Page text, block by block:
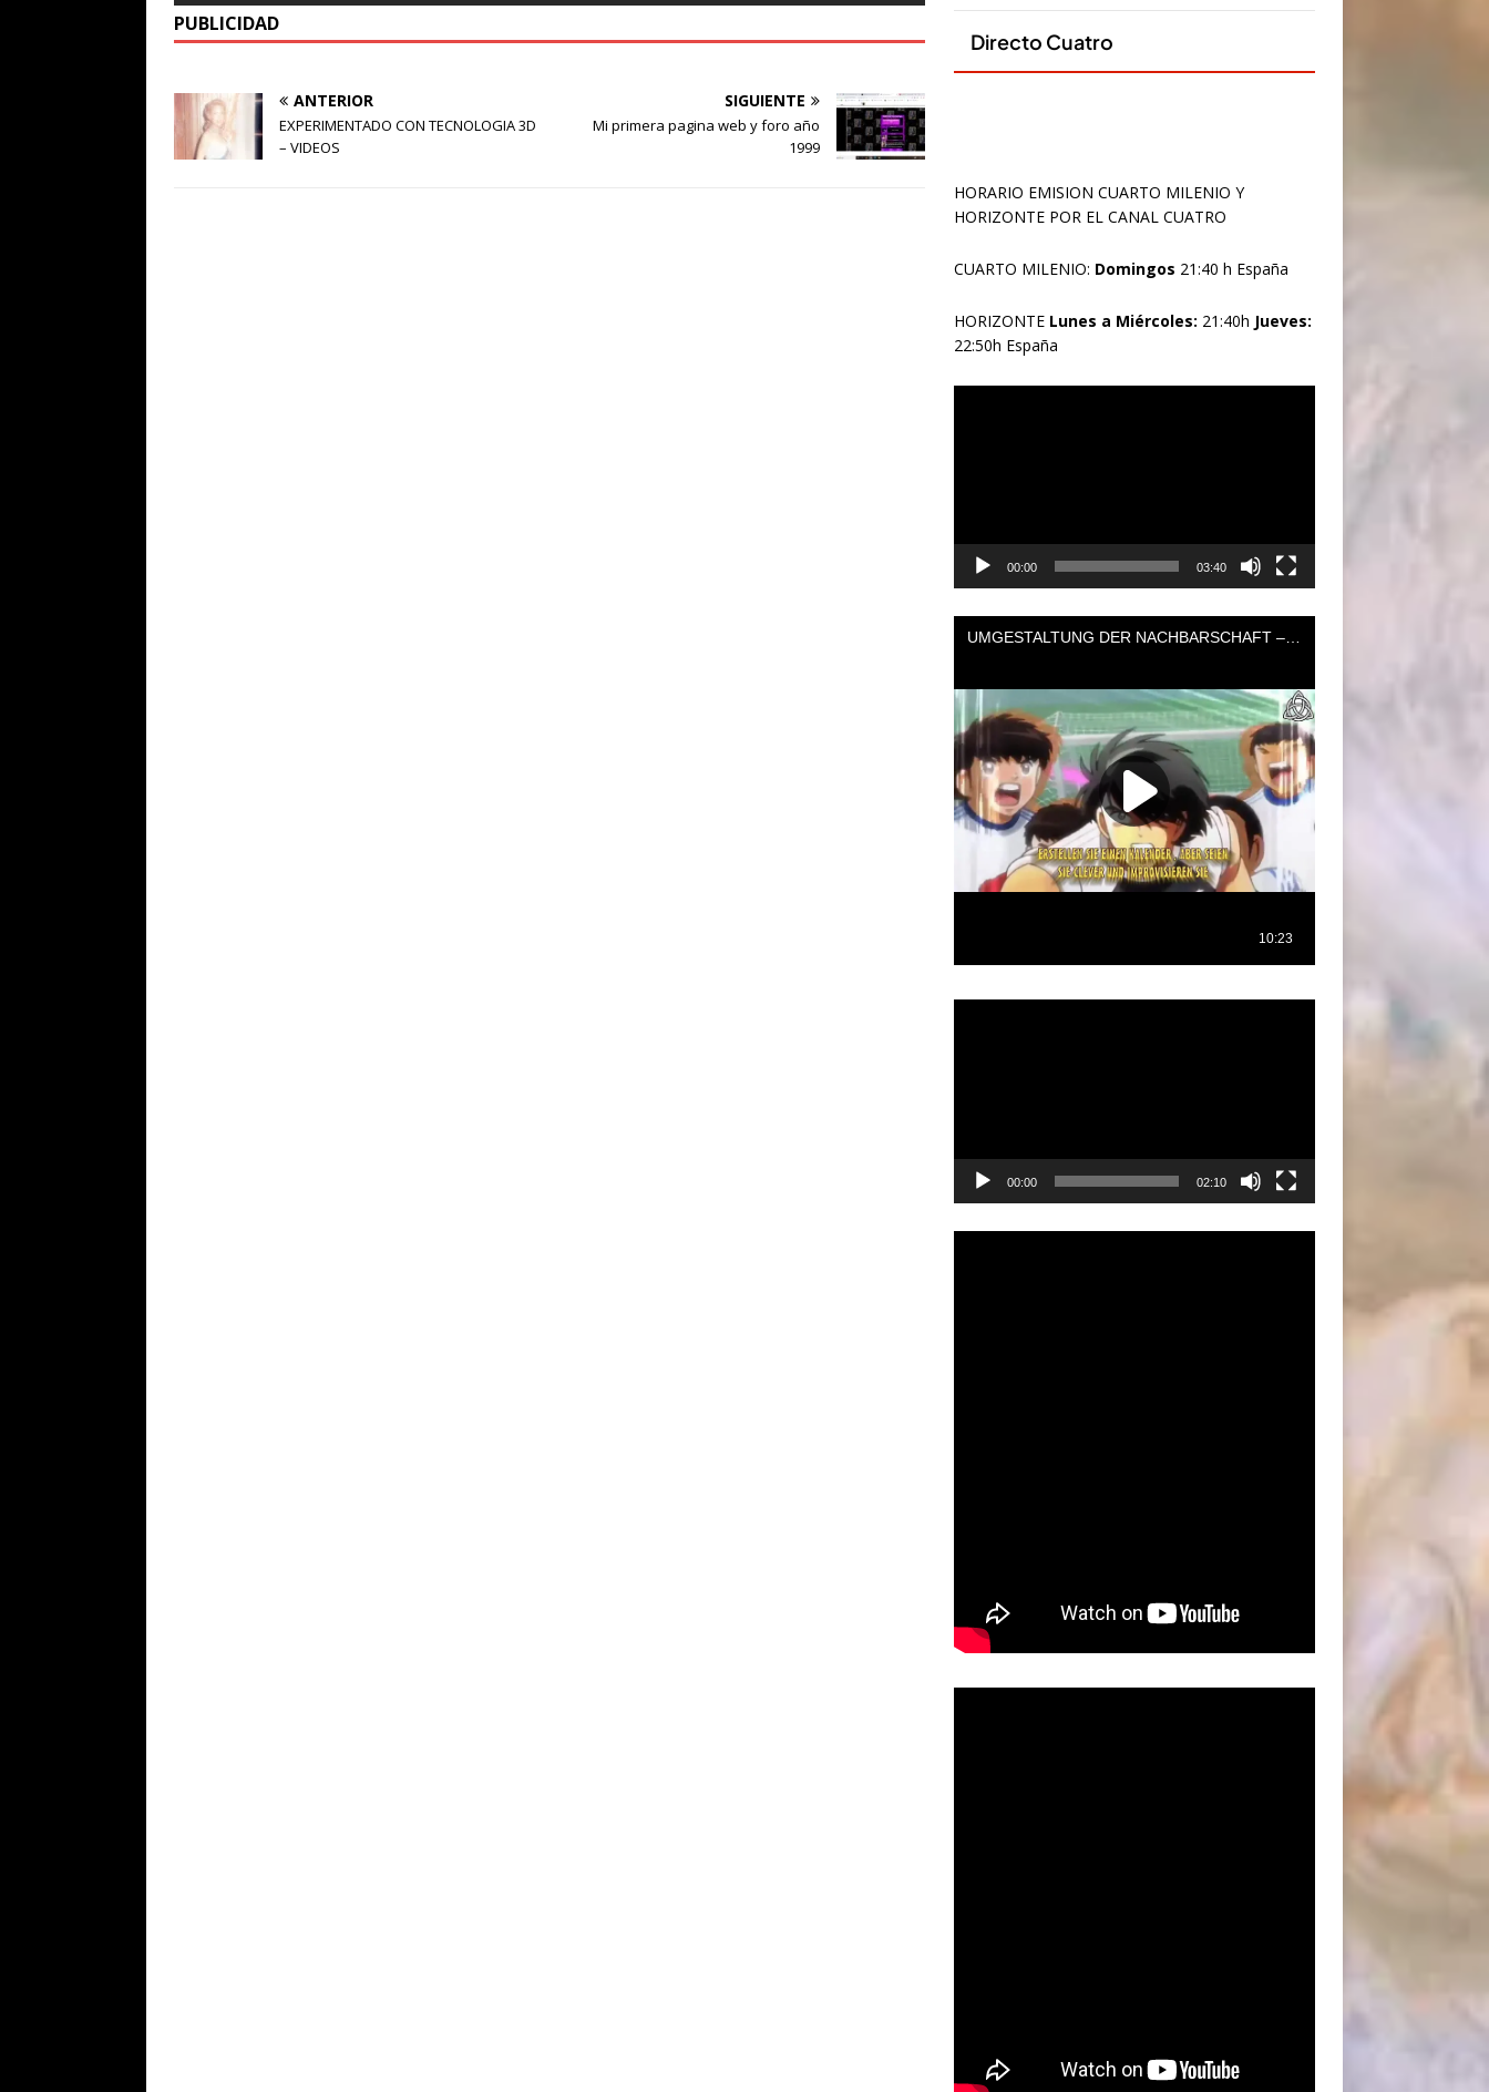
PUBLICIDAD
ANTERIOR
EXPERIMENTADO CON TECNOLOGIA 3D
– VIDEOS
SIGUIENTE
Mi primera pagina web y foro año
1999
HORARIO EMISION CUARTO MILENIO Y
HORIZONTE POR EL CANAL CUATRO
CUARTO MILENIO: Domingos 21:40 h España
HORIZONTE Lunes a Miércoles: 21:40h Jueves:
22:50h España
00:00 03:40
00:00 02:10